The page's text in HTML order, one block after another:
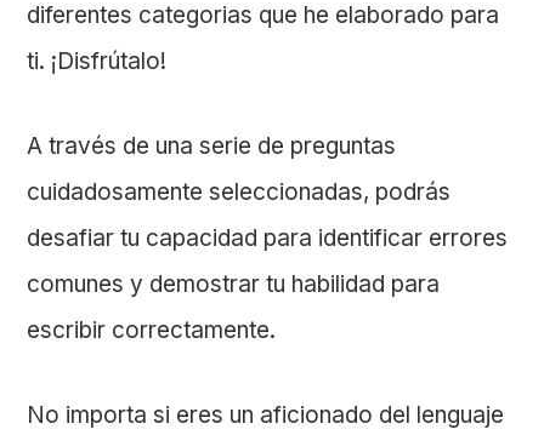
diferentes categorias que he elaborado para
ti. ¡Disfrútalo!
A través de una serie de preguntas
cuidadosamente seleccionadas, podrás
desafiar tu capacidad para identificar errores
comunes y demostrar tu habilidad para
escribir correctamente.
No importa si eres un aficionado del lenguaje